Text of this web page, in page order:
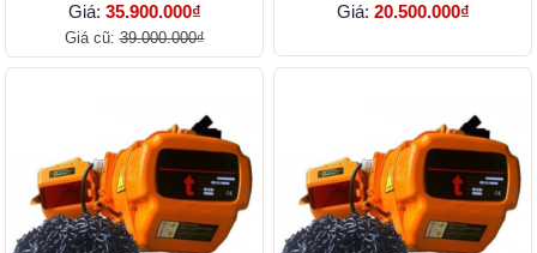
Giá: 35.900.000₫
Giá cũ:39.000.000₫
Giá: 20.500.000₫